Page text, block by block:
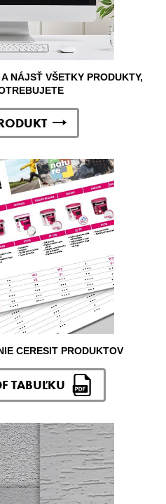
NÁJSŤ VŠETKY PRODUKTY,
CERESIT PRODUKTOV
TABUĽKU